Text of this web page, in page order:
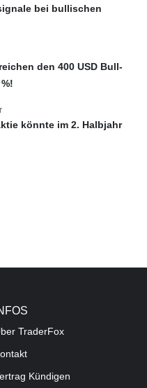
bei bullischen
den 400 USD Bull-
könnte im 2. Halbjahr
TraderFox
Kündigen